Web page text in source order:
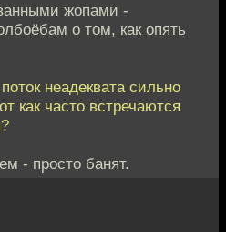
жопами -
о том, как опять
неадеквата сильно
как часто встречаются
- просто банят.